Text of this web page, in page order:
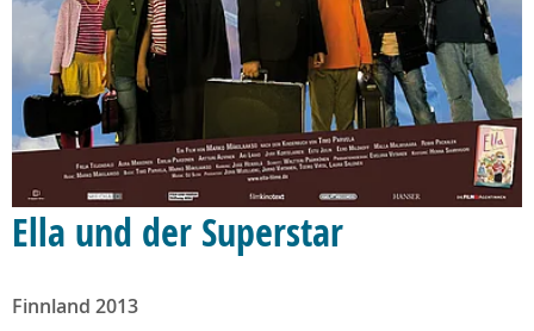
Ella und der Superstar
Finnland 2013